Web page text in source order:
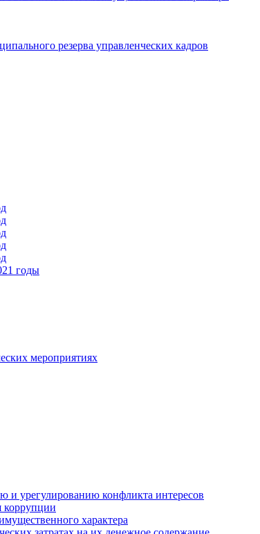
резерва управленческих кадров
годы
мероприятиях
урегулированию конфликта интересов
коррупции
характера